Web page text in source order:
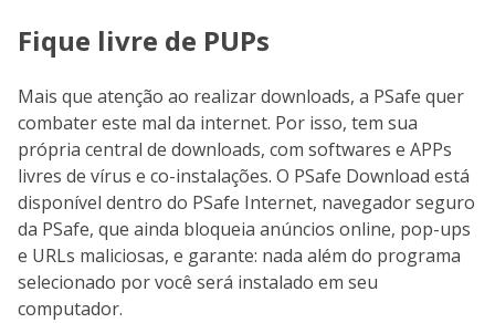
Fique livre de PUPs
Mais que atenção ao realizar downloads, a PSafe quer
combater este mal da internet. Por isso, tem sua
própria central de downloads, com softwares e APPs
livres de vírus e co-instalações. O PSafe Download está
disponível dentro do PSafe Internet, navegador seguro
da PSafe, que ainda bloqueia anúncios online, pop-ups
e URLs maliciosas, e garante: nada além do programa
selecionado por você será instalado em seu
computador.